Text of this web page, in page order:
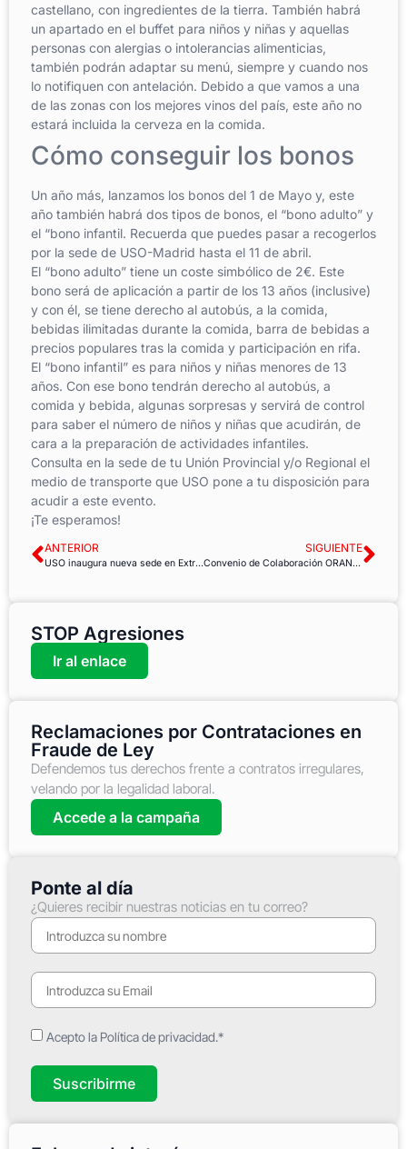
castellano, con ingredientes de la tierra. También habrá
un apartado en el buffet para niños y niñas y aquellas
personas con alergias o intolerancias alimenticias,
también podrán adaptar su menú, siempre y cuando nos
lo notifiquen con antelación. Debido a que vamos a una
de las zonas con los mejores vinos del país, este año no
estará incluida la cerveza en la comida.
Cómo conseguir los bonos
Un año más, lanzamos los bonos del 1 de Mayo y, este
año también habrá dos tipos de bonos, el “bono adulto” y
el “bono infantil. Recuerda que puedes pasar a recogerlos
por la sede de USO-Madrid hasta el 11 de abril.
El “bono adulto” tiene un coste simbólico de 2€. Este
bono será de aplicación a partir de los 13 años (inclusive)
y con él, se tiene derecho al autobús, a la comida,
bebidas ilimitadas durante la comida, barra de bebidas a
precios populares tras la comida y participación en rifa.
El “bono infantil” es para niños y niñas menores de 13
años. Con ese bono tendrán derecho al autobús, a
comida y bebida, algunas sorpresas y servirá de control
para saber el número de niños y niñas que acudirán, de
cara a la preparación de actividades infantiles.
Consulta en la sede de tu Unión Provincial y/o Regional el
medio de transporte que USO pone a tu disposición para
acudir a este evento.
¡Te esperamos!
ANTERIOR
USO inaugura nueva sede en Extremadura
SIGUIENTE
Convenio de Colaboración ORANGE-USO
STOP Agresiones
Ir al enlace
Reclamaciones por Contrataciones en
Fraude de Ley
Defendemos tus derechos frente a contratos irregulares,
velando por la legalidad laboral.
Accede a la campaña
Ponte al día
¿Quieres recibir nuestras noticias en tu correo?
Acepto la Política de privacidad.*
Suscribirme